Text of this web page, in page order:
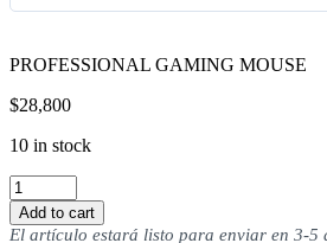
0
5
PROFESSIONAL GAMING MOUSE
$28,800
10 in stock
Mouse
alambrico
jertech
Add to cart
El artículo estará listo para enviar en 3-5